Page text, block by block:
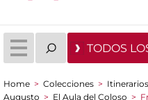
TODOS
Home > Colecciones >
Augusto > El Aula del Coloso >